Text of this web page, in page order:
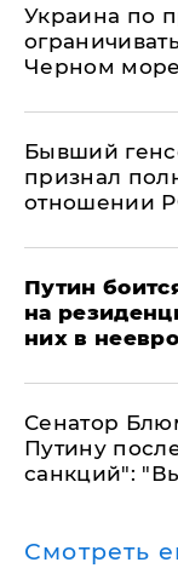
Украина по
Черном
Бывший
признал
отношении
Путин
на
них в
Сенатор
Путину
санкций":
Смотреть